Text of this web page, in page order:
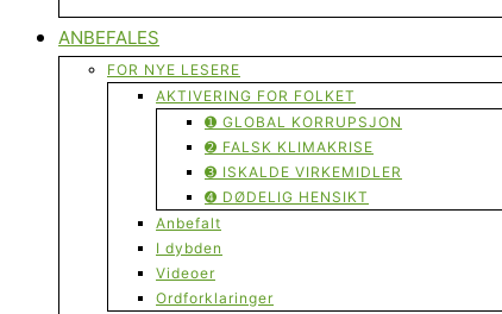
ANBEFALES
FOR NYE LESERE
AKTIVERING FOR FOLKET
➊ GLOBAL KORRUPSJON
➋ FALSK KLIMAKRISE
➌ ISKALDE VIRKEMIDLER
➍ DØDELIG HENSIKT
Anbefalt
I dybden
Videoer
Ordforklaringer